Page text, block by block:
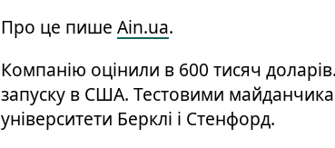
Про це пише Ain.ua.
Компанію оцінили в 600 тисяч
запуску в США. Тестовими
університети Берклі і Стенфорд.